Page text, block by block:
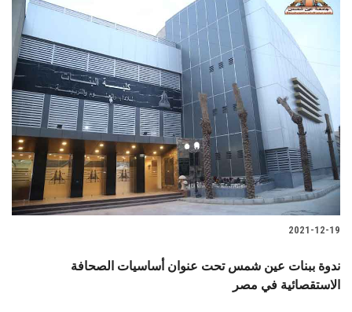
2021-12-19
ندوة ببنات عين شمس تحت عنوان أساسيات الصحافة
الاستقصائية في مصر